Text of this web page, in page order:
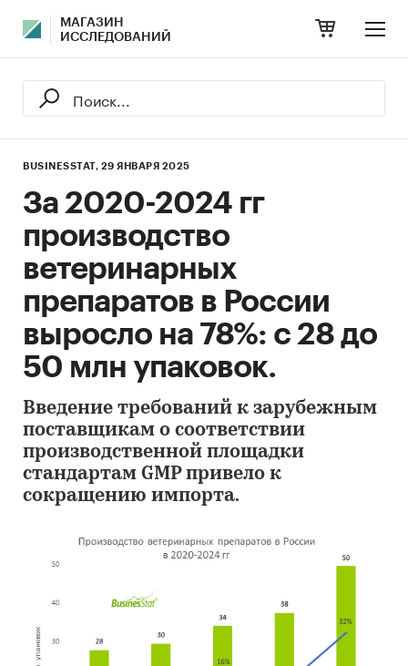
МАГАЗИН
ИССЛЕДОВАНИЙ
BUSINESSTAT, 29 ЯНВАРЯ 2025
За 2020-2024 гг
производство
ветеринарных
препаратов в России
выросло на 78%: с 28 до
50 млн упаковок.
Введение требований к зарубежным
поставщикам о соответствии
производственной площадки
стандартам GMP привело к
сокращению импорта.